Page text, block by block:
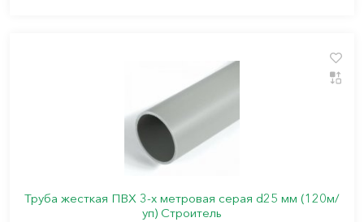
Труба жесткая ПВХ 3-х метровая серая d25 мм (120м/
уп) Строитель